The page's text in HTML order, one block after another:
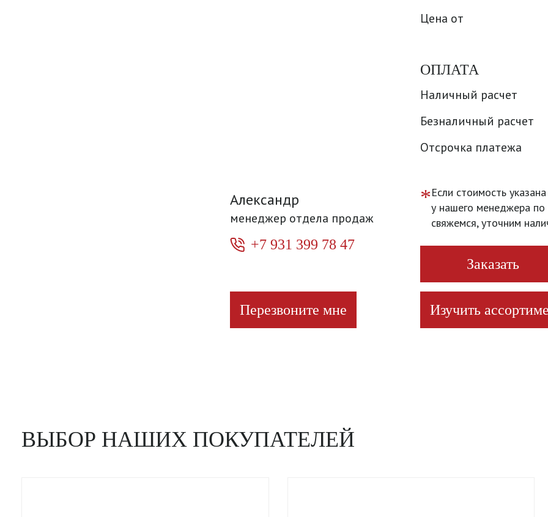
Александр
менеджер отдела продаж
+7 931 399 78 47
Перезвоните мне
Цена от
ОПЛАТА
Наличный расчет
Безналичный расчет
Отсрочка платежа
*Если стоимость
у нашего менеджера по
свяжемся, уточним
Заказать
Изучить
ВЫБОР НАШИХ ПОКУПАТЕЛЕЙ